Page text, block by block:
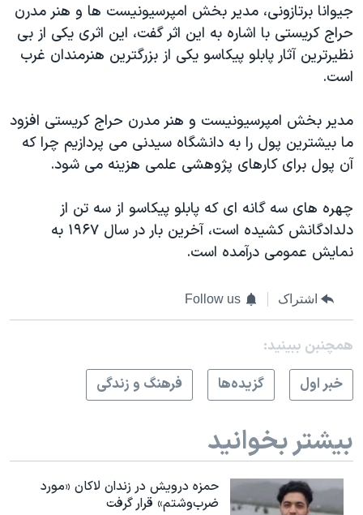
جیوانا برتازونی، مدیر بخش امپرسیونیست ها و هنر مدرن
حراج کریستی با اشاره به این اثر گفت، این اثری یکی از بی
نظیرترین آثار پابلو پیکاسو یکی از بزرگترین هنرمندان غرب
است.
مدیر بخش امپرسیونیست و هنر مدرن حراج کریستی افزود
ما بیشترین پول را به دانشگاه سیدنی می پردازیم چرا که
آن پول برای کارهای پژوهشی علمی هزینه می شود.
چهره های سه گانه ای که پابلو پیکاسو از سه تن از
دلدادگانش کشیده است، آخرین بار در سال ۱۹۶۷ به
نمایش عمومی درآمده است.
اشتراک Follow us
همچنبن ببینید:
خبر اول
گزيده‌ها فرهنگ و زندگی
بیشتر بخوانید
حمزه درویش در زندان لاکان «مورد
ضرب‌وشتم» قرار گرفت